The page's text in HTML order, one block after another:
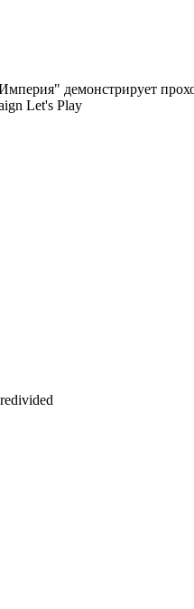
демонстрирует
Let's Play